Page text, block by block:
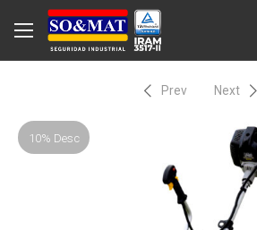
Prev Next
10% Desc